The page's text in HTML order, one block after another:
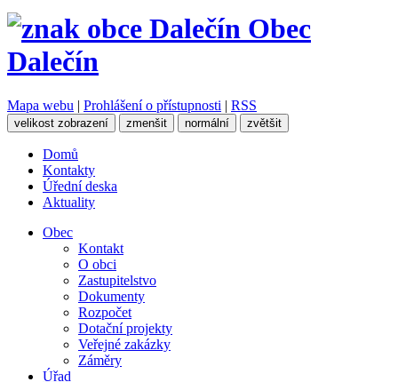
Obec
Dalečín
Mapa webu | Prohlášení o přístupnosti | RSS
velikost zobrazení zmenšit normální zvětšit
Domů
Kontakty
Úřední deska
Aktuality
Obec
Kontakt
O obci
Zastupitelstvo
Dokumenty
Rozpočet
Dotační projekty
Veřejné zakázky
Záměry
Úřad